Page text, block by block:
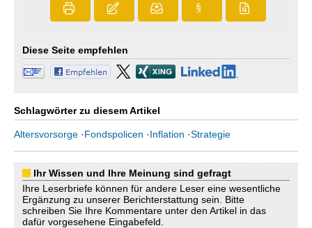
§
Diese Seite empfehlen
Schlagwörter zu diesem Artikel
Altersvorsorge ·Fondspolicen ·Inflation ·Strategie
Ihr Wissen und Ihre Meinung sind gefragt
Ihre Leserbriefe können für andere Leser eine wesentliche
Ergänzung zu unserer Berichterstattung sein. Bitte
schreiben Sie Ihre Kommentare unter den Artikel in das
dafür vorgesehene Eingabefeld.